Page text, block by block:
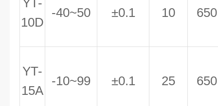
YT-
10D
-40~50 ±0.1 10 650
YT-
15A
-10~99 ±0.1 25 650